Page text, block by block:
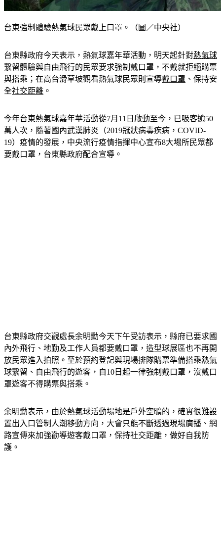
台東強制體驗熱氣球民眾戴上口罩。（圖／中央社）
台東縣政府今天表示，熱氣球嘉年華活動，明天起針對熱氣球
繫留體驗與自由飛行的民眾要求強制戴口罩，不戴就拒絕購票
與搭乘；在高台滑草坡觀看熱氣球民眾則宣導戴口罩 、保持安
全社交距離 。
今年台東熱氣球嘉年華活動從7月11日啟動至今，已吸客逾50
萬人次，隨著國內武漢肺炎（2019冠狀病毒疾病，COVID-
19）疫情的發展，中央流行疫情指揮中心宣布8大場所民眾都
要戴口罩，台東縣政府配合宣導。
台東縣政府交觀處長余明勳今天下午受訪表示，縣府已要求國
內外飛行、地勤及工作人員都要戴口罩，造型球展區也不再開
放民眾進入拍照。至於預約登記與現場排隊購票準備搭乘熱氣
球繫留、自由飛行的遊客，自10日起一律強制戴口罩，沒戴口
罩遊客不得購票與搭乘。
余明勳表示，由於熱氣球活動場地是戶外空曠的，確實很難設
置出入口管制人潮移動方向，大會只能不斷透過現場廣播、網
路宣傳來加強勸導遊客戴口罩，保持社交距離，做好自我防
護。